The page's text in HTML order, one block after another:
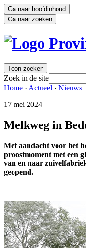
Ga naar hoofdinhoud
Ga naar zoeken
Toon zoeken
Zoek in de site
Home · Actueel · Nieuws
17 mei 2024
Melkweg in
Met aandacht voor het
proostmoment met een
van en naar
geopend.